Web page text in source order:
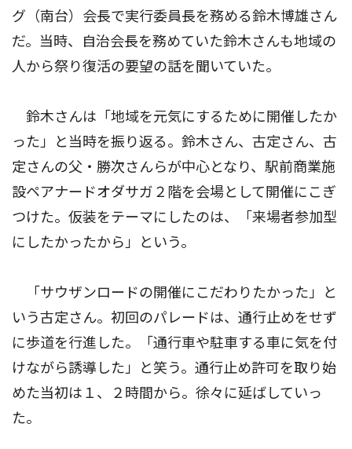
グ（南台）会長で実行委員長を務める鈴木博雄さん
だ。当時、自治会長を務めていた鈴木さんも地域の
人から祭り復活の要望の話を聞いていた。
鈴木さんは「地域を元気にするために開催したか
った」と当時を振り返る。鈴木さん、古定さん、古
定さんの父・勝次さんらが中心となり、駅前商業施
設ペアナードオダサガ２階を会場として開催にこぎ
つけた。仮装をテーマにしたのは、「来場者参加型
にしたかったから」という。
「サウザンロードの開催にこだわりたかった」と
いう古定さん。初回のパレードは、通行止めをせず
に歩道を行進した。「通行車や駐車する車に気を付
けながら誘導した」と笑う。通行止め許可を取り始
めた当初は１、２時間から。徐々に延ばしていっ
た。